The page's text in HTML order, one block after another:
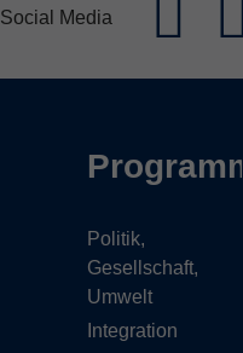
Social Media
Programm
Politik,
Gesellschaft,
Umwelt
Integration